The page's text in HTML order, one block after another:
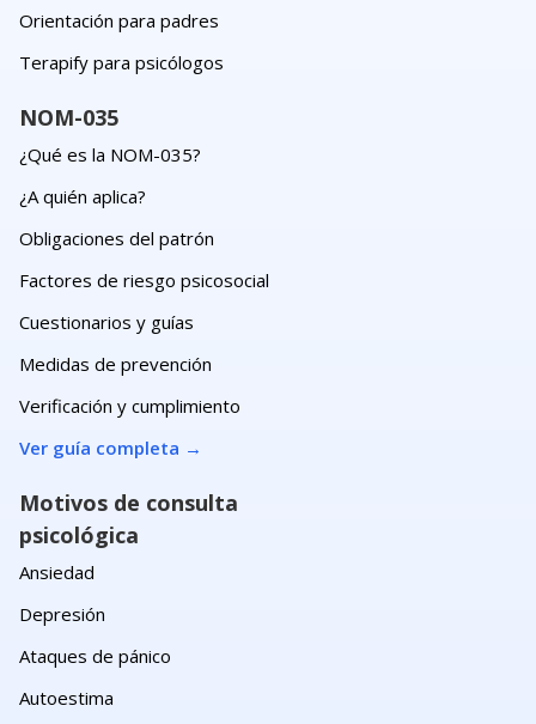
Orientación para padres
Terapify para psicólogos
NOM-035
¿Qué es la NOM-035?
¿A quién aplica?
Obligaciones del patrón
Factores de riesgo psicosocial
Cuestionarios y guías
Medidas de prevención
Verificación y cumplimiento
Ver guía completa →
Motivos de consulta
psicológica
Ansiedad
Depresión
Ataques de pánico
Autoestima